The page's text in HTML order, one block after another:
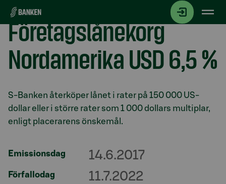
Gå direkt till innehållet
Företagslånekorg
Nordamerika USD 6,5 %
Avsnitt med titel
S-Banken återköper lånet i rater på 150 000 US-
dollar eller i större rater som 1 000 dollars multiplar,
enligt placerarens önskemål.
Emissionsdag 14.6.2017
Förfallodag 11.7.2022